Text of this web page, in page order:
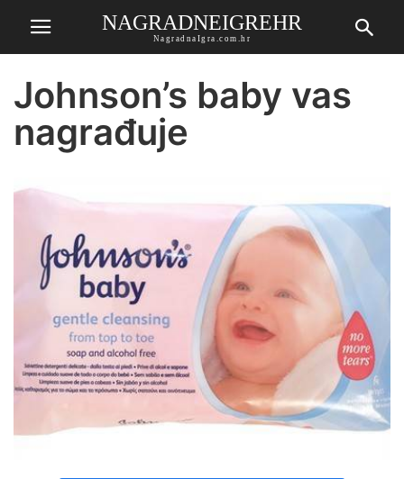
NAGRADNEIGREHR
NagradnaIgra.com.hr
Johnson’s baby vas
nagrađuje